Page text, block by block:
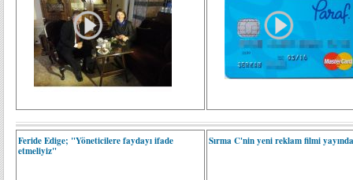
Feride Edige; "Yöneticilere faydayı ifade
etmeliyiz"
Sırma C'nin yeni reklam filmi